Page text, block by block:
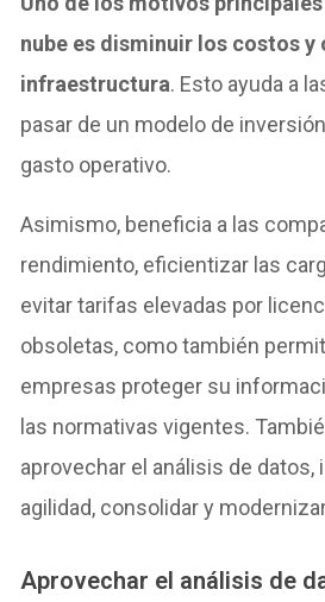
nube es disminuir los costos y
infraestructura. Esto ayuda a
pasar de un modelo de
gasto operativo.
Asimismo, beneficia a las
rendimiento, eficientizar las
evitar tarifas elevadas por
obsoletas, como también
empresas proteger su
las normativas vigentes.
aprovechar el análisis de datos,
agilidad, consolidar y
Aprovechar el análisis de